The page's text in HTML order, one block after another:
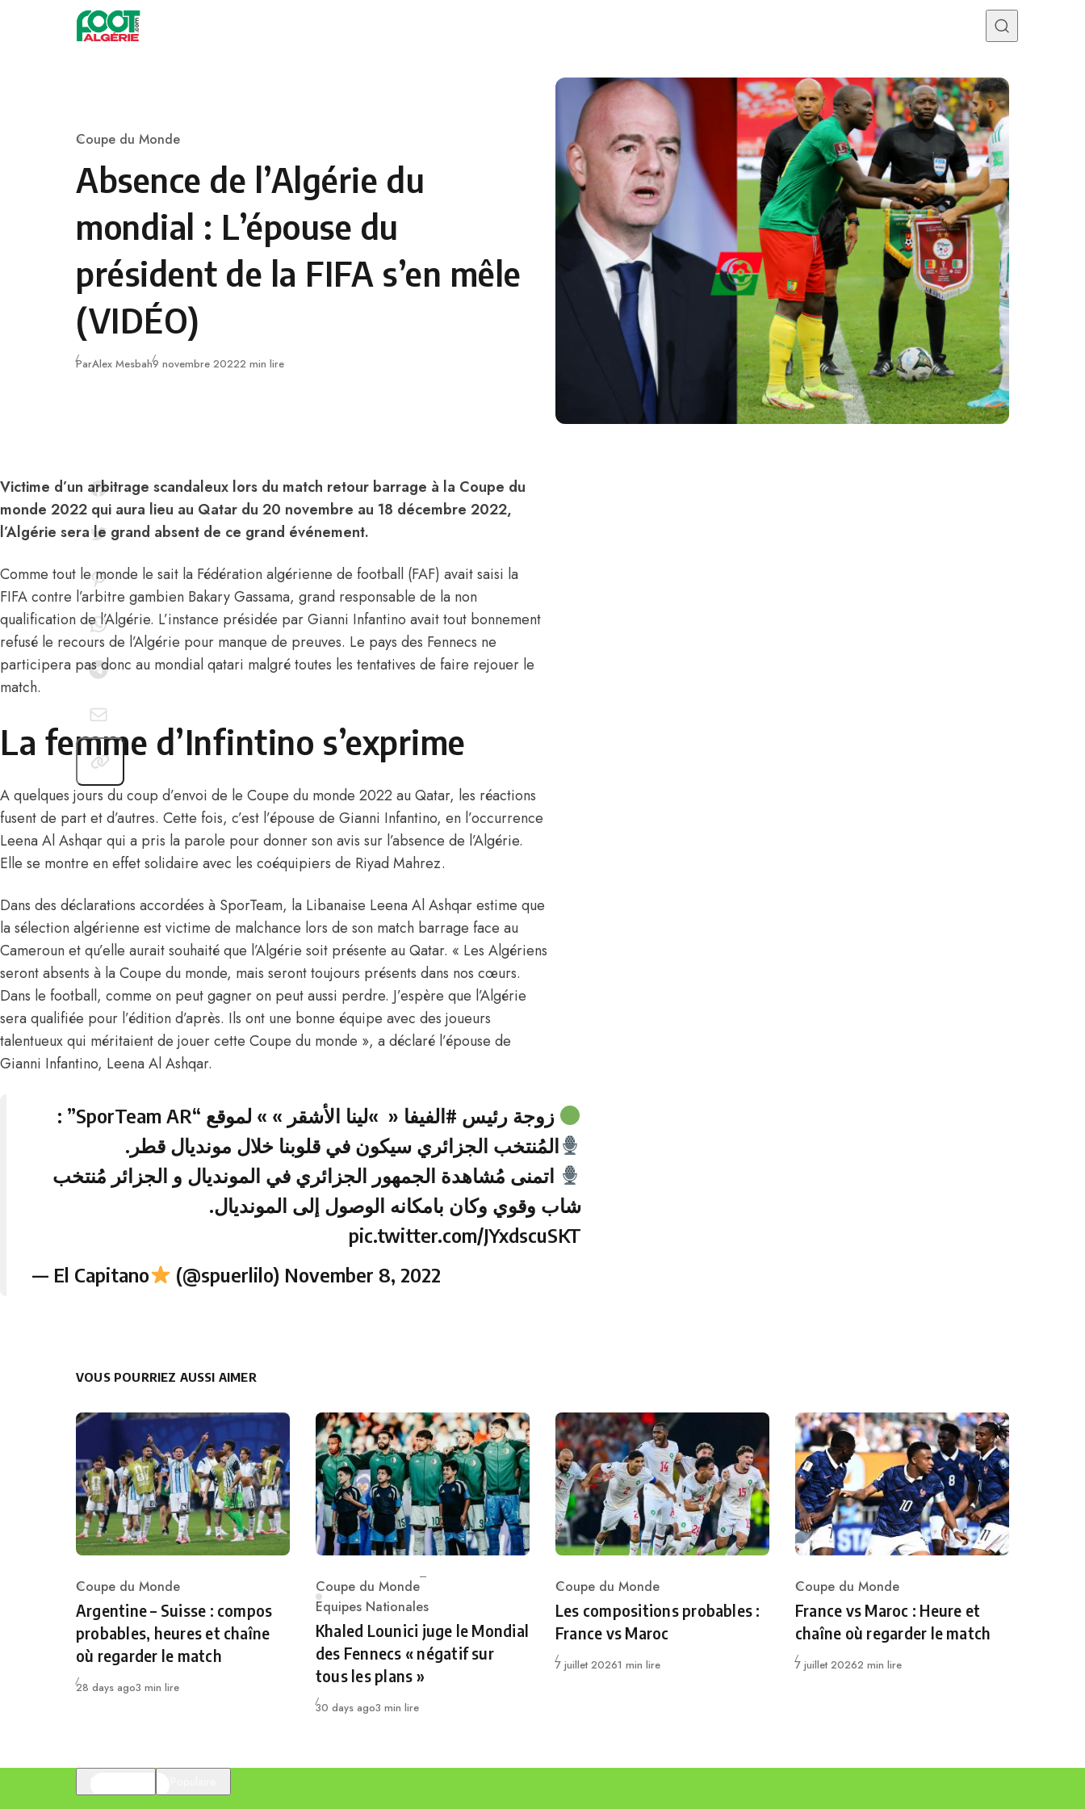
Skip to content
Category
Coupe du Monde
Absence de l’Algérie du
mondial : L’épouse du
président de la FIFA s’en mêle
(VIDÉO)
ParAlex MesbahPublié
9 novembre 20222 min lire
Victime d’un arbitrage scandaleux lors du match retour barrage à la Coupe du
monde 2022 qui aura lieu au Qatar du 20 novembre au 18 décembre 2022,
l’Algérie sera le grand absent de ce grand événement.
Comme tout le monde le sait la Fédération algérienne de football (FAF) avait saisi la
FIFA contre l’arbitre gambien Bakary Gassama, grand responsable de la non
qualification de l’Algérie. L’instance présidée par Gianni Infantino avait tout bonnement
refusé le recours de l’Algérie pour manque de preuves. Le pays des Fennecs ne
participera pas donc au mondial qatari malgré toutes les tentatives de faire rejouer le
match.
La femme d’Infintino s’exprime
A quelques jours du coup d’envoi de le Coupe du monde 2022 au Qatar, les réactions
fusent de part et d’autres. Cette fois, c’est l’épouse de Gianni Infantino, en l’occurrence
Leena Al Ashqar qui a pris la parole pour donner son avis sur l’absence de l’Algérie.
Elle se montre en effet solidaire avec les coéquipiers de Riyad Mahrez.
Dans des déclarations accordées à SporTeam, la Libanaise Leena Al Ashqar estime que
la sélection algérienne est victime de malchance lors de son match barrage face au
Cameroun et qu’elle aurait souhaité que l’Algérie soit présente au Qatar. « Les Algériens
seront absents à la Coupe du monde, mais seront toujours présents dans nos cœurs.
Dans le football, comme on peut gagner on peut aussi perdre. J’espère que l’Algérie
sera qualifiée pour l’édition d’après. Ils ont une bonne équipe avec des joueurs
talentueux qui méritaient de jouer cette Coupe du monde », a déclaré l’épouse de
Gianni Infantino, Leena Al Ashqar.
زوجة رئيس #الفيفا « »لينا الأشقر » » لموقع “SporTeam AR” :
المُنتخب الجزائري سيكون في قلوبنا خلال مونديال قطر.
اتمنى مُشاهدة الجمهور الجزائري في المونديال و الجزائر مُنتخب
شاب وقوي وكان بامكانه الوصول إلى المونديال.
pic.twitter.com/JYxdscuSKT
— El Capitano
(@spuerlilo) November 8, 2022
VOUS POURRIEZ AUSSI AIMER
Category
Coupe du Monde
Argentine – Suisse : compos
probables, heures et chaîne
où regarder le match
Publié
28 days ago3 min lire
Category
Coupe du Monde
Equipes Nationales
Khaled Lounici juge le Mondial
des Fennecs « négatif sur
tous les plans »
Publié
30 days ago3 min lire
Category
Coupe du Monde
Les compositions probables :
France vs Maroc
Publié
7 juillet 20261 min lire
Category
Coupe du Monde
France vs Maroc : Heure et
chaîne où regarder le match
Publié
7 juillet 20262 min lire